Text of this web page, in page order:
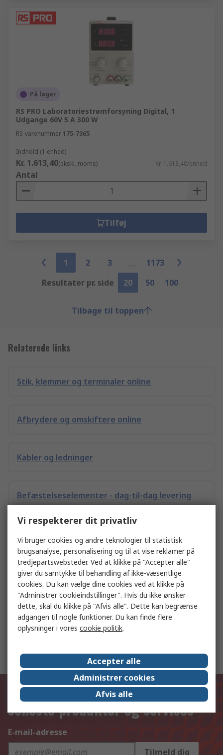
På lager
RS PRO Laboratoriestrømforsyning Digital, 1
Udgange 60V 5 A 300 W
RS-varenummer 175-7365
Indhold (1 enhed)
Kr. 1.613,40(ekskl. moms) Kr. 1.613,40/enhed
Antal
Tilføj
1 2 3
1173
Resultater pr. side
20 50 100
Tilbage til toppen
Relaterede links
Stik, klemmer og terminaler online
Afbrydere og omskiftere online
Kabler og ledninger
Befæstelseselementer - dag-til-dag levering
Håndværktøj
Pneumatik og hydraulik
Hold dig opdateret om vores
seneste produkter og services
E-mail-adresse
Tilmeld dig
Vi respekterer dit privatliv
Vi bruger cookies og andre teknologier til statistisk
brugsanalyse, personalisering og til at vise reklamer på
tredjepartswebsteder. Ved at klikke på "Accepter alle"
giver du samtykke til behandling af ikke-væsentlige
cookies. Du kan vælge dine cookies ved at klikke på
"Administrer cookieindstillinger". Hvis du ikke ønsker
dette, skal du klikke på "Afvis alle". Dette kan begrænse
adgangen til nogle funktioner. Du kan finde flere
oplysninger i vores cookie politik.
Accepter alle
Administrer cookies
Afvis alle